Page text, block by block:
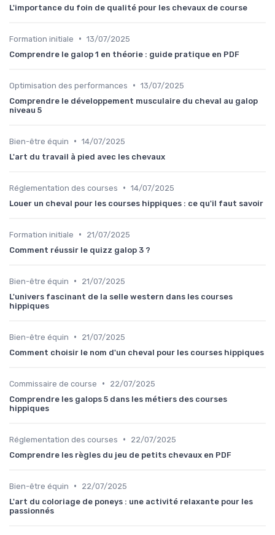
L'importance du foin de qualité pour les chevaux de course
Formation initiale • 13/07/2025
Comprendre le galop 1 en théorie : guide pratique en PDF
Optimisation des performances • 13/07/2025
Comprendre le développement musculaire du cheval au galop
niveau 5
Bien-être équin • 14/07/2025
L'art du travail à pied avec les chevaux
Réglementation des courses • 14/07/2025
Louer un cheval pour les courses hippiques : ce qu'il faut savoir
Formation initiale •
21/07/2025
Comment réussir le quizz galop 3 ?
Bien-être équin •
21/07/2025
L'univers fascinant de la selle western dans les courses
hippiques
Bien-être équin •
21/07/2025
Comment choisir le nom d'un cheval pour les courses hippiques
Commissaire de course •
22/07/2025
Comprendre les galops 5 dans les métiers des courses
hippiques
Réglementation des courses •
22/07/2025
Comprendre les règles du jeu de petits chevaux en PDF
Bien-être équin •
22/07/2025
L'art du coloriage de poneys : une activité relaxante pour les
passionnés